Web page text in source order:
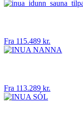
Fra 115.489 kr.
Fra 113.289 kr.